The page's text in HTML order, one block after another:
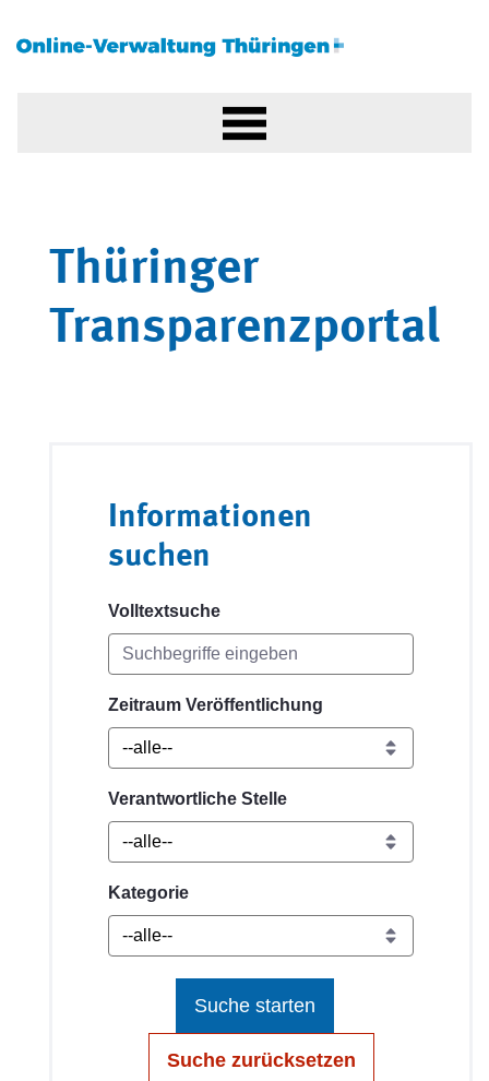
Thüringer
Transparenzportal
Informationen
suchen
Volltextsuche
Zeitraum Veröffentlichung
Verantwortliche Stelle
Kategorie
Suche starten
Suche zurücksetzen